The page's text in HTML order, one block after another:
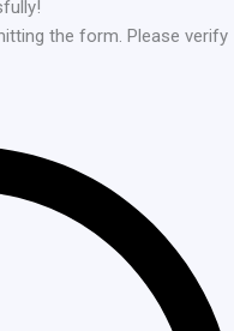
the form. Please verify